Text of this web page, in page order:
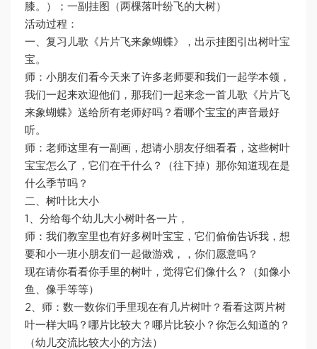
膝。）；一副挂图（两棵落叶纷飞的大树）
活动过程：
一、复习儿歌《片片飞来象蝴蝶》，出示挂图引出树叶宝
宝。
师：小朋友们看今天来了许多老师要和我们一起学本领，
我们一起来欢迎他们，那我们一起来念一首儿歌《片片飞
来象蝴蝶》送给所有老师好吗？看哪个宝宝的声音最好
听。
师：老师这里有一副画，想请小朋友仔细看看，这些树叶
宝宝怎么了，它们在干什么？（往下掉）那你知道现在是
什么季节吗？
二、树叶比大小
1、分给每个幼儿大小树叶各一片，
师：我们教室里也有好多树叶宝宝，它们偷偷告诉我，想
要和小一班小朋友们一起做游戏，，你们愿意吗？
现在请你看看你手里的树叶，觉得它们像什么？（如像小
鱼、像手等等）
2、师：数一数你们手里现在有几片树叶？看看这两片树
叶一样大吗？哪片比较大？哪片比较小？你怎么知道的？
（幼儿交流比较大小的方法）